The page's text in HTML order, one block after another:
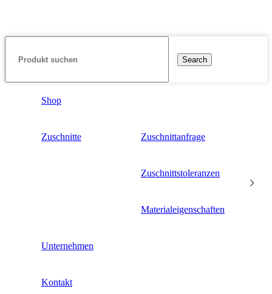
Search
Shop
Zuschnitte Zuschnittanfrage
Zuschnittstoleranzen
Materialeigenschaften
Unternehmen
Kontakt